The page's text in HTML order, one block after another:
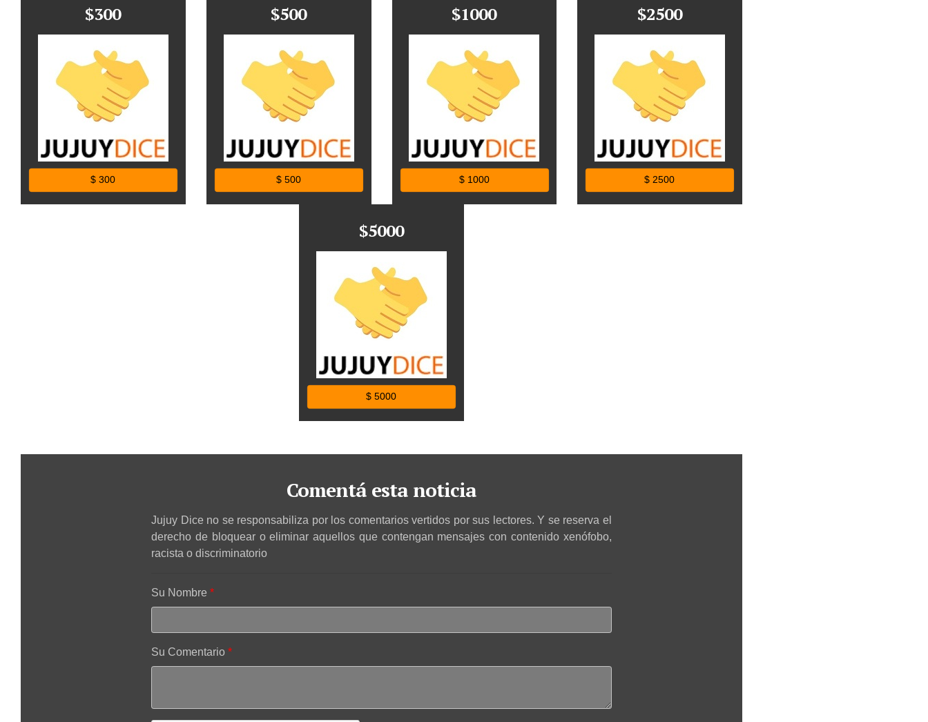
$300
$ 300
$500
$ 500
$1000
$ 1000
$2500
$ 2500
$5000
$ 5000
Comentá esta noticia
Jujuy Dice no se responsabiliza por los comentarios vertidos por sus lectores. Y se reserva el
derecho de bloquear o eliminar aquellos que contengan mensajes con contenido xenófobo,
racista o discriminatorio
Su Nombre
Su Comentario